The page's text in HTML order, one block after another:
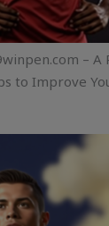
– A
to Improve